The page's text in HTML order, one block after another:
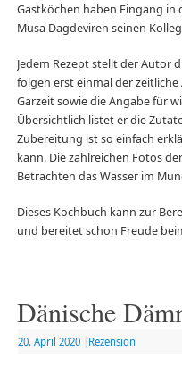
Gastköchen haben Eingang
Musa Dagdeviren seinen
Jedem Rezept stellt der Autor
folgen erst einmal der
Garzeit sowie die Angabe für
Übersichtlich listet er die
Zubereitung ist so einfach
kann. Die zahlreichen Fotos
Betrachten das Wasser im
Dieses Kochbuch kann zur
und bereitet schon Freude
Dänische
20. April 2020 Rezension